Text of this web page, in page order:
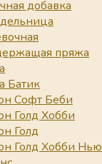
добавка
пряжа
Батик
Софт Беби
Голд Хобби
Голд
Голд Хобби Нью